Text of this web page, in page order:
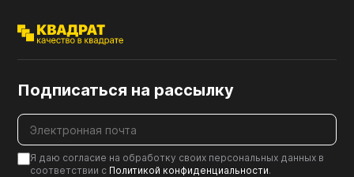
Подписаться на рассылку
Я даю согласие на обработку своих персональных данных в
соответствии с Политикой конфиденциальности.